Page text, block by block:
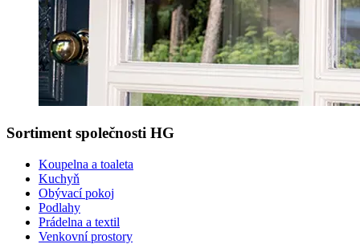
Sortiment společnosti HG
Koupelna a toaleta
Kuchyň
Obývací pokoj
Podlahy
Prádelna a textil
Venkovní prostory